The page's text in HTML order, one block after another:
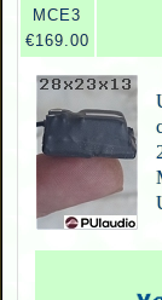
MCE3
€169.00